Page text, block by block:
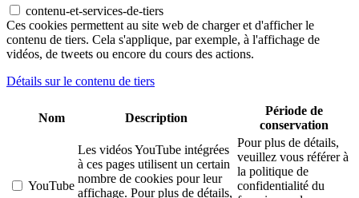
contenu-et-services-de-tiers
Ces cookies permettent au site web de charger et d'afficher le
contenu de tiers. Cela s'applique, par exemple, à l'affichage de
vidéos, de tweets ou encore du cours des actions.
Détails sur le contenu de tiers
Nom Description
Période de
conservation
YouTube
Les vidéos YouTube intégrées
à ces pages utilisent un certain
nombre de cookies pour leur
affichage. Pour plus de détails,
Pour plus de détails,
veuillez vous référer à
la politique de
confidentialité du